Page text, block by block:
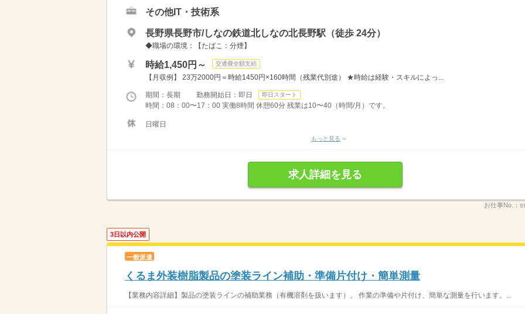
その他IT・技術系
長野県長野市/しなの鉄道北しなの北長野駅（徒歩 24分）
◆職場の環境：【たばこ：分煙】
時給1,450円～ 交通費全額支給
【月収例】 23万2000円＝時給1450円×160時間（残業代別途） ★時給は経験・スキルによっ...
期間：長期 勤務開始日：即日 即日スタート
時間：08：00〜17：00 実働8時間 休憩60分 残業は10〜40（時間/月）です。
日曜日
もっと見る
求人詳細を見る
お仕事No.：
3日以内公開
一般派遣
くるま外装樹脂製品の塗装ライン補助・準備片付け・簡単測量
【業務内容詳細】製品の塗装ラインの補助業務（有機溶剤を扱います）。 作業の準備や片付け、簡単な測量を行います。...